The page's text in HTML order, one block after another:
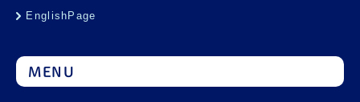
EnglishPage
MENU